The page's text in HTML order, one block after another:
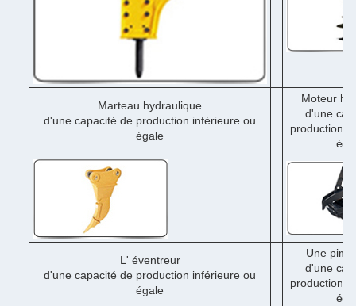
Marteau hydraulique
d'une capacité de production inférieure ou
égale
Moteur
d'une
production
L' éventreur
d'une capacité de production inférieure ou
égale
Une
d'une
production